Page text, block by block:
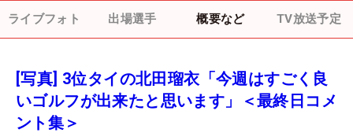
ライブフォト 出場選手 概要など TV放送予定
[写真] 3位タイの北田瑠衣「今週はすごく良
いゴルフが出来たと思います」＜最終日コメ
ント集＞